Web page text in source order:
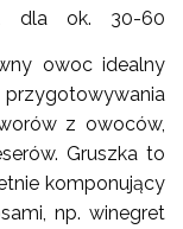
dla ok. 30-60
owoc idealny
z owoców,
Gruszka to
komponujący
np. winegret